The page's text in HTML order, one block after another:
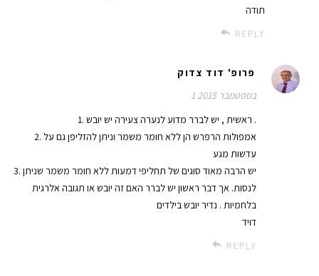
תודה
REPLY
פרופ' דוד צדוק
1 בספטמבר 2015
1. ראשית , יש לברר מדוע לנערה צעירה יש יובש .
2. אמפולות הרפרש הן ללא חומר משמר וניתן להזליפן גם על
עדשות מגע
3. יש הרבה מאוד סוגים של תחליפי דמעות ללא חומר משמר שניתן
לנסות. אך דבר ראשון יש לברר האם זה יובש או תגובה אלרגית
בלחמיות . נדיר יובש בילדים
דויד
REPLY